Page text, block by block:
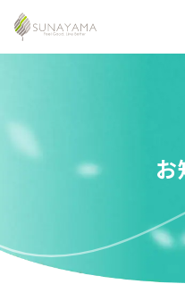
お